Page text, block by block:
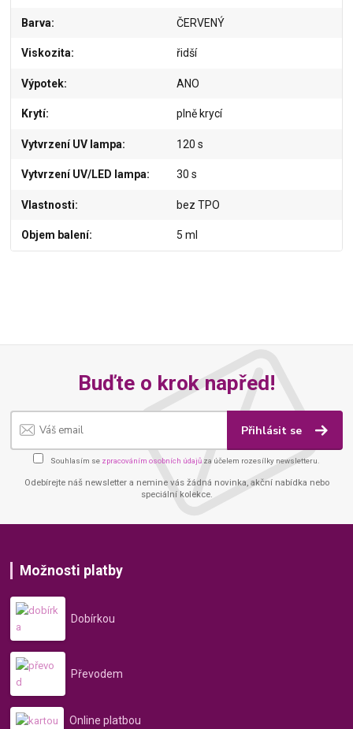
Barva ČERVENÝ
Viskozita řidší
Výpotek ANO
Krytí plně krycí
Vytvrzení UV lampa 120 s
Vytvrzení UV/LED lampa 30 s
Vlastnosti bez TPO
Objem balení 5 ml
Buďte o krok napřed!
Přihlásit se
Souhlasím se zpracováním osobních údajů za účelem rozesílky newsletteru.
Odebírejte náš newsletter a nemine vás žádná novinka, akční nabídka nebo
speciální kolekce.
Možnosti platby
Dobírkou
Převodem
Online platbou